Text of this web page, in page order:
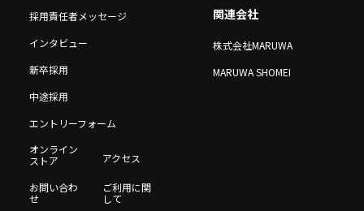
採用責任者メッセージ
インタビュー
新卒採用
中途採用
エントリーフォーム
関連会社
株式会社MARUWA
MARUWA SHOMEI
オンライン
ストア
アクセス
お問い合わ
せ
ご利用に関
して